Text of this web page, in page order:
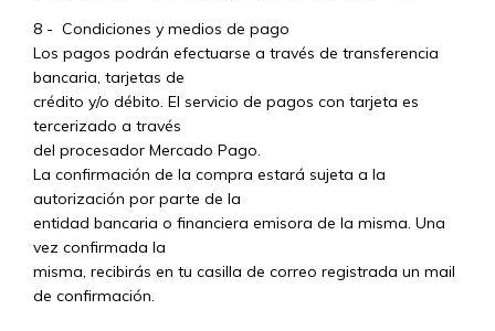
8 - Condiciones y medios de pago
Los pagos podrán efectuarse a través de transferencia
bancaria, tarjetas de
crédito y/o débito. El servicio de pagos con tarjeta es
tercerizado a través
del procesador Mercado Pago.
La confirmación de la compra estará sujeta a la
autorización por parte de la
entidad bancaria o financiera emisora de la misma. Una
vez confirmada la
misma, recibirás en tu casilla de correo registrada un mail
de confirmación.